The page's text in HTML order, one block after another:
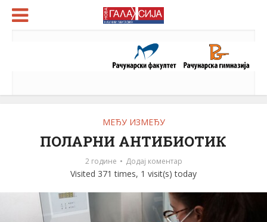
МЕЂУ ИЗМЕЂУ
ПОЛАРНИ АНТИБИОТИК
2 године Додај коментар
Visited 371 times, 1 visit(s) today